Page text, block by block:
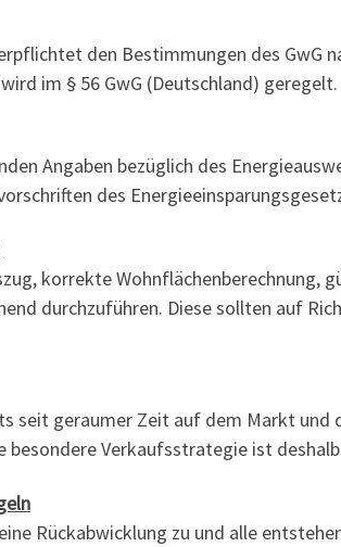
den Bestimmungen des GwG
im § 56 GwG (Deutschland) geregelt.
Angaben bezüglich des
des
korrekte Wohnflächenberechnung,
durchzuführen. Diese sollten auf
seit geraumer Zeit auf dem Markt und
besondere Verkaufsstrategie ist
Rückabwicklung zu und alle